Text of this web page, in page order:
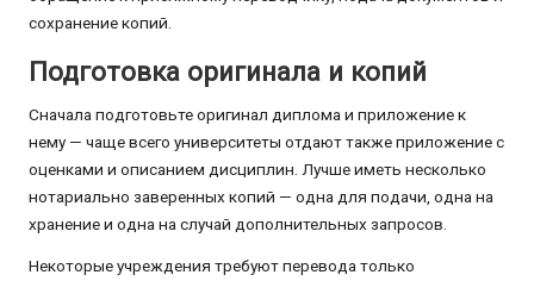
сохранение копий.
Подготовка оригинала и копий
Сначала подготовьте оригинал диплома и приложение к
нему — чаще всего университеты отдают также приложение с
оценками и описанием дисциплин. Лучше иметь несколько
нотариально заверенных копий — одна для подачи, одна на
хранение и одна на случай дополнительных запросов.
Некоторые учреждения требуют перевода только